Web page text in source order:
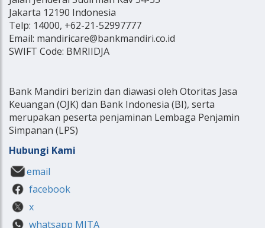
Jakarta 12190 Indonesia
Telp: 14000, +62-21-52997777
Email: mandiricare@bankmandiri.co.id
SWIFT Code: BMRIIDJA
Bank Mandiri berizin dan diawasi oleh Otoritas Jasa
Keuangan (OJK) dan Bank Indonesia (BI), serta
merupakan peserta penjaminan Lembaga Penjamin
Simpanan (LPS)
Hubungi Kami
email
facebook
x
whatsapp MITA